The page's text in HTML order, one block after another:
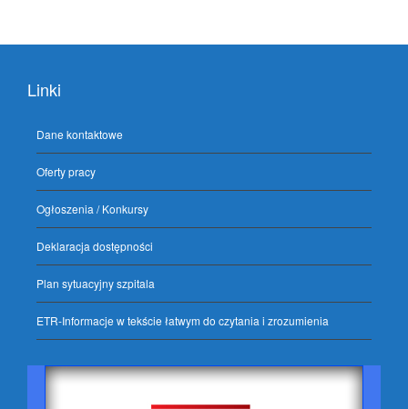
Linki
Dane kontaktowe
Oferty pracy
Ogłoszenia / Konkursy
Deklaracja dostępności
Plan sytuacyjny szpitala
ETR-Informacje w tekście łatwym do czytania i zrozumienia